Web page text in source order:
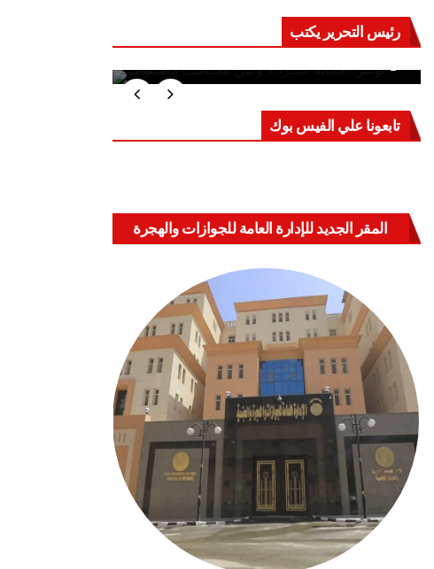
رئيس التحرير يكتب
حرب على العقول.. حادثة دمياط تكشف
تابعونا علي الفيس بوك
المقر الجديد للإدارة العامة للجوازات والهجرة